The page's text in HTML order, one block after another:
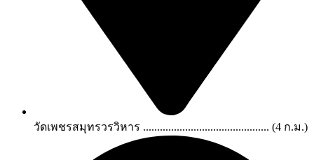
วัดเพชรสมุทรวรวิหาร ............................................. (4 ก.ม.)